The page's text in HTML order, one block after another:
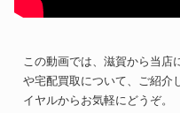
この動画では、滋賀から当店
や宅配買取について、ご紹介
イヤルからお気軽にどうぞ。